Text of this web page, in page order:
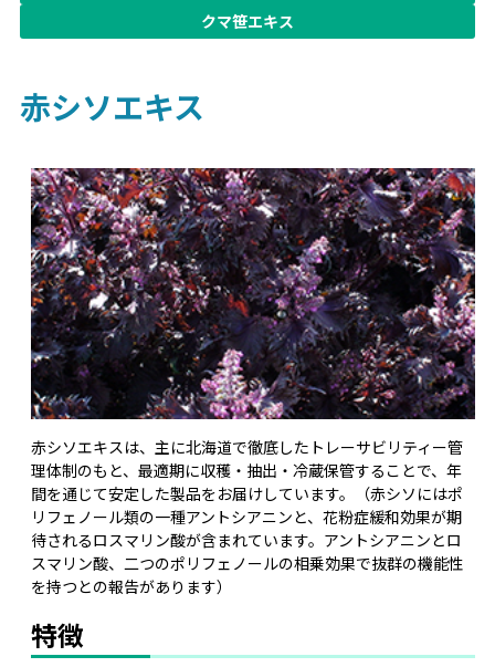
クマ笹エキス
赤シソエキス
赤シソエキスは、主に北海道で徹底したトレーサビリティー管
理体制のもと、最適期に収穫・抽出・冷蔵保管することで、年
間を通じて安定した製品をお届けしています。（赤シソにはポ
リフェノール類の一種アントシアニンと、花粉症緩和効果が期
待されるロスマリン酸が含まれています。アントシアニンとロ
スマリン酸、二つのポリフェノールの相乗効果で抜群の機能性
を持つとの報告があります）
特徴